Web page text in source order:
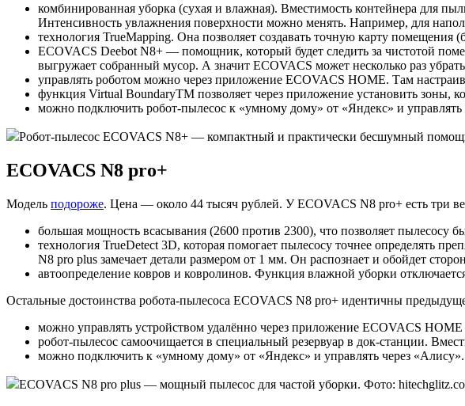
комбинированная уборка (сухая и влажная). Вместимость контейнера для
Интенсивность увлажнения поверхности можно менять. Например, для
технология TrueMapping. Она позволяет создавать точную карту
ECOVACS Deebot N8+ — помощник, который будет следить за чистотой
выгружает собранный мусор. А значит ECOVACS может несколько раз
управлять роботом можно через приложение ECOVACS HOME. Там
функция Virtual BoundaryTM позволяет через приложение установить зоны,
можно подключить робот-пылесос к «умному дому» от «Яндекс» и
Робот-пылесос ECOVACS N8+ — компактный и практически бесшумный
ECOVACS N8 pro+
Модель подороже. Цена — около 44 тысяч рублей. У ECOVACS N8 pro+ есть три
большая мощность всасывания (2600 против 2300), что позволяет пылесосу
технология TrueDetect 3D, которая помогает пылесосу точнее определять
N8 pro plus замечает детали размером от 1 мм. Он распознает и обойдет
автоопределение ковров и ковролинов. Функция влажной уборки
Остальные достоинства робота-пылесоса ECOVACS N8 pro+ идентичны
можно управлять устройством удалённо через приложение ECOVACS
робот-пылесос самоочищается в специальный резервуар в док-станции.
можно подключить к «умному дому» от «Яндекс» и управлять через «Алису».
ECOVACS N8 pro plus — мощный пылесос для частой уборки. Фото: